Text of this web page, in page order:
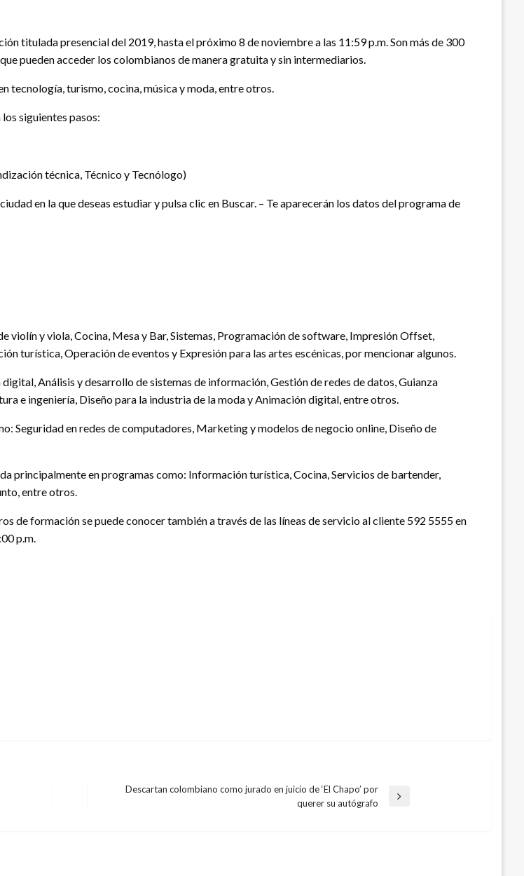
titulada presencial del 2019, hasta el próximo 8 de noviembre a las 11:59 p.m. Son más de 300
pueden acceder los colombianos de manera gratuita y sin intermediarios.
tecnología, turismo, cocina, música y moda, entre otros.
siguientes pasos:
técnica, Técnico y Tecnólogo)
en la que deseas estudiar y pulsa clic en Buscar. – Te aparecerán los datos del programa de
y viola, Cocina, Mesa y Bar, Sistemas, Programación de software, Impresión Offset,
turística, Operación de eventos y Expresión para las artes escénicas, por mencionar algunos.
Análisis y desarrollo de sistemas de información, Gestión de redes de datos, Guianza
e ingeniería, Diseño para la industria de la moda y Animación digital, entre otros.
Seguridad en redes de computadores, Marketing y modelos de negocio online, Diseño de
principalmente en programas como: Información turística, Cocina, Servicios de bartender,
entre otros.
de formación se puede conocer también a través de las líneas de servicio al cliente 592 5555 en
p.m.
Descartan colombiano como jurado en juicio de ‘El Chapo’ por
querer su autógrafo